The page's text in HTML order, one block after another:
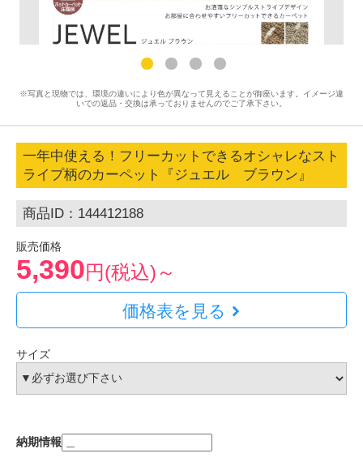
※写真と現物では、環境の違いにより色が異なって見えることが御座います。イメージ違
いでの返品・交換は承っておりませんのでご了承下さい。
一年中使える！フリーカットできるオシャレなスト
ライプ柄のカーペット『ジュエル ブラウン』
商品ID：144412188
販売価格
5,390円(税込)～
価格表を見る
サイズ
納期情報